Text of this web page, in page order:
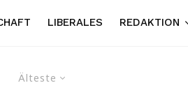
LIBERALES REDAKTION
Älteste